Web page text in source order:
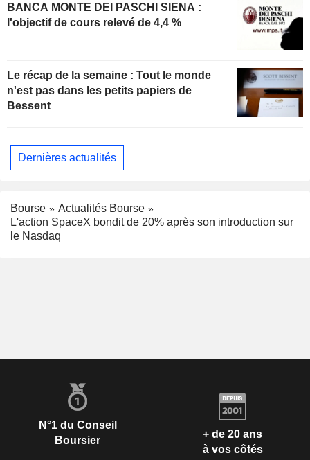
BANCA MONTE DEI PASCHI SIENA :
l'objectif de cours relevé de 4,4 %
Le récap de la semaine : Tout le monde
n'est pas dans les petits papiers de
Bessent
Dernières actualités
Bourse
Actualités Bourse
L'action SpaceX bondit de 20% après son introduction sur
le Nasdaq
N°1 du Conseil
Boursier
+ de 20 ans
à vos côtés